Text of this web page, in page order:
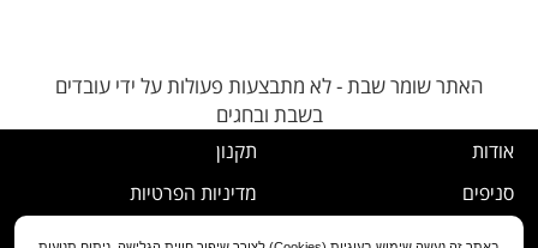
האתר שומר שבת - לא מתבצעות פעולות על ידי עובדים
בשבת ובחגים
אודות
סניפים
תקנון
מדיניות הפרטיות
נוהל ביטול עסקה